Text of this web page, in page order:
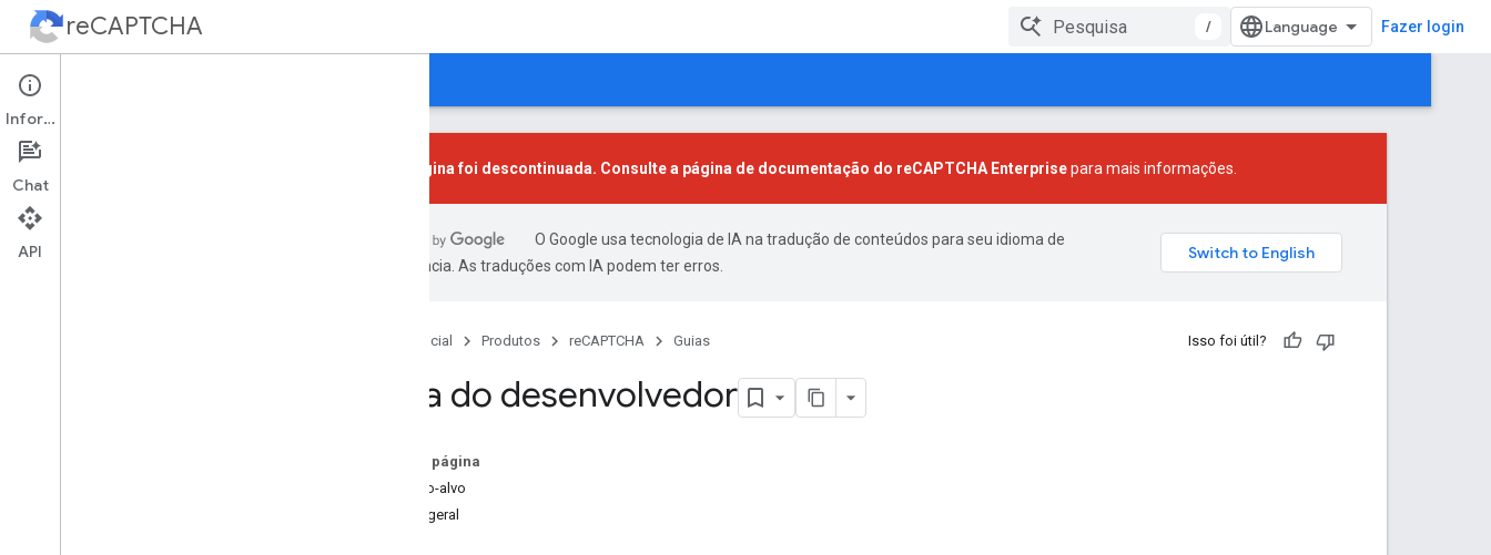
reCAPTCHA / Fazer login
Começar
Introdução
Esta página foi descontinuada. Consulte a página de documentação do reCAPTCHA Enterprisepara mais informações.
O Google usa tecnologia de IA na tradução de conteúdos para seu idioma de
preferência. As traduções com IA podem ter erros.
Página inicial Produtos reCAPTCHA Guias Isso foi útil?
Guia do desenvolvedor
Nesta página
Público-alvo
Visão geral
Informações
Chat
API